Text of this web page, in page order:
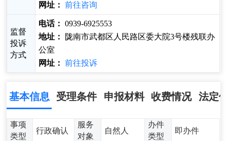
网址： 前往咨询
监督
投诉
方式
电话： 0939-6925553
地址：
陇南市武都区人民路区委大院3号楼残联办
公室
网址： 前往投诉
基本信息 受理条件 申报材料 收费情况 法定
事项
类型
行政确认
服务
对象
自然人
办件
类型
即办件